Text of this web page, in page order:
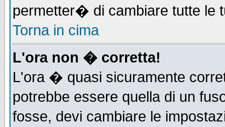
permetter� di cambiare tutte le
Torna in cima
L'ora non � corretta!
L'ora � quasi sicuramente
potrebbe essere quella di un
fosse, devi cambiare le